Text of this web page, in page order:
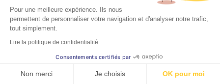
Pour une meilleure expérience. Ils nous
permettent de personnaliser votre navigation et d'analyser notre trafic,
tout simplement.
Lire la politique de confidentialité
Consentements certifiés par
Non merci Je choisis OK pour moi